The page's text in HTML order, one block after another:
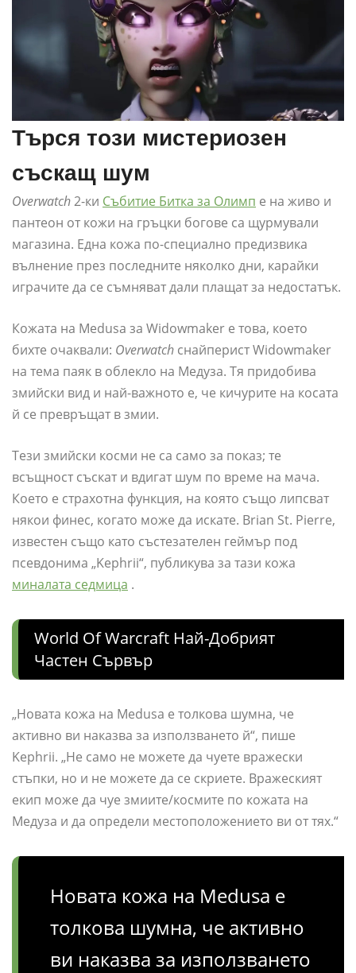
Търся този мистериозен
съскащ шум
Overwatch2-ки Събитие Битка за Олимп е на живо и
пантеон от кожи на гръцки богове са щурмували
магазина. Една кожа по-специално предизвика
вълнение през последните няколко дни, карайки
играчите да се съмняват дали плащат за недостатък.
Кожата на Medusa за Widowmaker е това, което
бихте очаквали: Overwatch снайперист Widowmaker
на тема паяк в облекло на Медуза. Тя придобива
змийски вид и най-важното е, че кичурите на косата
й се превръщат в змии.
Тези змийски косми не са само за показ; те
всъщност съскат и вдигат шум по време на мача.
Което е страхотна функция, на която също липсват
някои финес, когато може да искате. Brian St. Pierre,
известен също като състезателен геймър под
псевдонима „Kephrii“, публикува за тази кожа
миналата седмица .
World Of Warcraft Най-Добрият
Частен Сървър
„Новата кожа на Medusa е толкова шумна, че
активно ви наказва за използването й“, пише
Kephrii. „Не само не можете да чуете вражески
стъпки, но и не можете да се скриете. Вражеският
екип може да чуе змиите/космите по кожата на
Медуза и да определи местоположението ви от тях.“
Новата кожа на Medusa е
толкова шумна, че активно
ви наказва за използването